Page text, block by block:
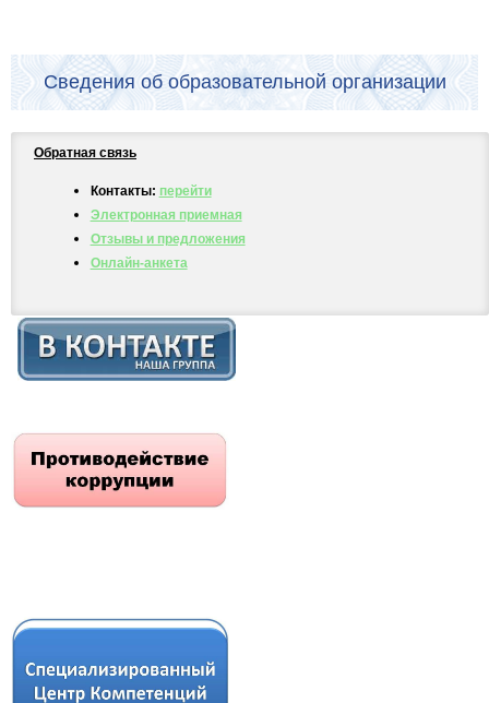
Сведения об образовательной организации
Обратная связь
Контакты: перейти
Электронная приемная
Отзывы и предложения
Онлайн-анкета